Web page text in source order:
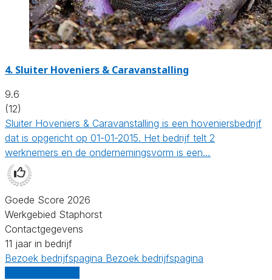
4. Sluiter Hoveniers & Caravanstalling
9.6
(12)
Sluiter Hoveniers & Caravanstalling is een hoveniersbedrijf
dat is opgericht op 01-01-2015. Het bedrijf telt 2
werknemers en de ondernemingsvorm is een…
Goede Score 2026
Werkgebied Staphorst
Contactgegevens
11 jaar in bedrijf
Bezoek bedrijfspagina Bezoek bedrijfspagina